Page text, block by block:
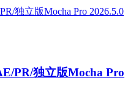
PR/独立版Mocha Pro